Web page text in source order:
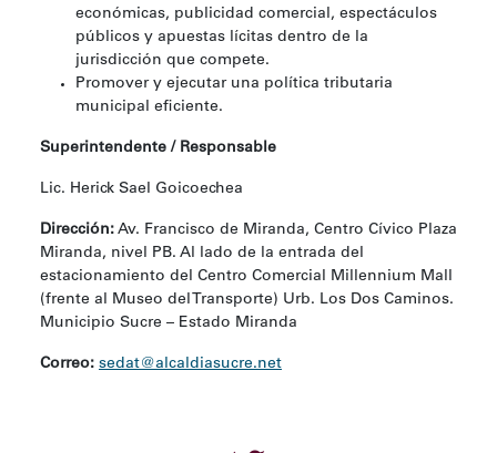
económicas, publicidad comercial, espectáculos
públicos y apuestas lícitas dentro de la
jurisdicción que compete.
Promover y ejecutar una política tributaria
municipal eficiente.
Superintendente / Responsable
Lic. Herick Sael Goicoechea
Dirección: Av. Francisco de Miranda, Centro Cívico Plaza
Miranda, nivel PB. Al lado de la entrada del
estacionamiento del Centro Comercial Millennium Mall
(frente al Museo del Transporte) Urb. Los Dos Caminos.
Municipio Sucre – Estado Miranda
Correo: sedat@alcaldiasucre.net